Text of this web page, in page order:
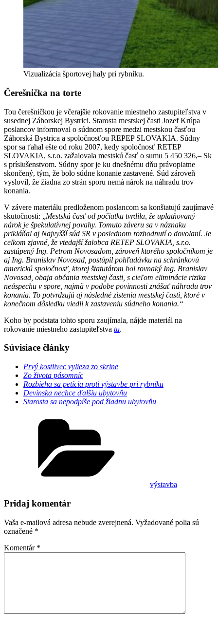
Vizualizácia športovej haly pri rybníku.
Čerešnička na torte
Tou čerešničkou je včerajšie rokovanie miestneho zastupiteľstva v
susednej Záhorskej Bystrici. Starosta mestskej časti Jozef Krúpa
poslancov informoval o súdnom spore medzi mestskou časťou
Záhorská Bystrica a spoločnosťou REPEP SLOVAKIA. Súdny
spor sa ťahal ešte od roku 2007, kedy spoločnosť RETEP
SLOVAKIA, s.r.o. zažalovala mestskú časť o sumu 5 450 326,– Sk
s príslušenstvom. Súdny spor je ku dnešnému dňu právoplatne
skončený, tým, že bolo súdne konanie zastavené. Súd zároveň
vyslovil, že žiadna zo strán sporu nemá nárok na náhradu trov
konania.
V závere materiálu predloženom poslancom sa konštatujú zaujímavé
skutočnosti: „Mestská časť od počiatku tvrdila, že uplatňovaný
nárok je špekulatívnej povahy. Tomuto záveru sa v náznaku
prikláňal aj Najvyšší súd SR v poslednom rozhodnutí o dovolaní. Je
celkom zjavné, že vtedajší žalobca RETEP SLOVAKIA, s.r.o.
zastúpený Ing. Petrom Novosadom, zároveň ktorého spoločníkom je
aj Ing. Branislav Novosad, postúpil pohľadávku na schránkovú
americkú spoločnosť, ktorej štatutárom bol rovnaký Ing. Branislav
Novosad, obaja občania mestskej časti, s cieľom eliminácie rizika
neúspechu v spore, najmä v podobe povinnosti znášať náhradu trov
konania. To potvrdzujú aj následné zistenia mestskej časti, ktoré v
konečnom dôsledku viedli k zastaveniu súdneho konania.“
Koho by podstata tohto sporu zaujímala, nájde materiál na
rokovanie miestneho zastupiteľstva tu.
Súvisiace články
Prvý kostlivec vylieza zo skrine
Zo života pásomníc
Rozbieha sa petícia proti výstavbe pri rybníku
Devínska nechce ďalšiu ubytovňu
Starosta sa nepodpíše pod žiadnu ubytovňu
výstavba
Pridaj komentár
Vaša e-mailová adresa nebude zverejnená. Vyžadované polia sú
označené *
Komentár *